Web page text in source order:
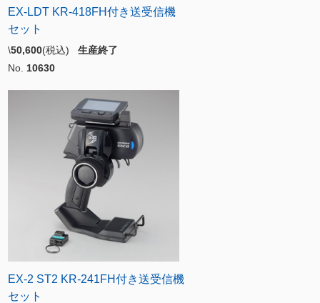
EX-LDT KR-418FH付き送受信機
セット
\50,600(税込) 生産終了
No. 10630
EX-2 ST2 KR-241FH付き送受信機
セット